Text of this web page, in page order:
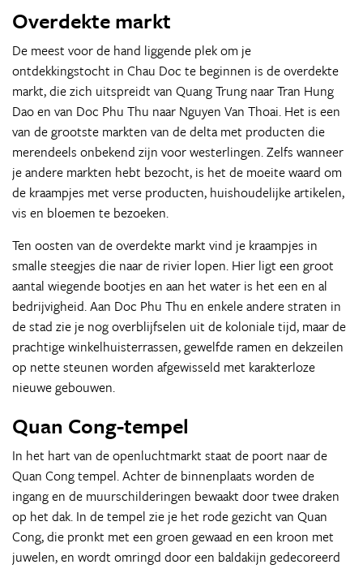
Overdekte markt
De meest voor de hand liggende plek om je
ontdekkingstocht in Chau Doc te beginnen is de overdekte
markt, die zich uitspreidt van Quang Trung naar Tran Hung
Dao en van Doc Phu Thu naar Nguyen Van Thoai. Het is een
van de grootste markten van de delta met producten die
merendeels onbekend zijn voor westerlingen. Zelfs wanneer
je andere markten hebt bezocht, is het de moeite waard om
de kraampjes met verse producten, huishoudelijke artikelen,
vis en bloemen te bezoeken.
Ten oosten van de overdekte markt vind je kraampjes in
smalle steegjes die naar de rivier lopen. Hier ligt een groot
aantal wiegende bootjes en aan het water is het een en al
bedrijvigheid. Aan Doc Phu Thu en enkele andere straten in
de stad zie je nog overblijfselen uit de koloniale tijd, maar de
prachtige winkelhuisterrassen, gewelfde ramen en dekzeilen
op nette steunen worden afgewisseld met karakterloze
nieuwe gebouwen.
Quan Cong-tempel
In het hart van de openluchtmarkt staat de poort naar de
Quan Cong tempel. Achter de binnenplaats worden de
ingang en de muurschilderingen bewaakt door twee draken
op het dak. In de tempel zie je het rode gezicht van Quan
Cong, die pronkt met een groen gewaad en een kroon met
juwelen, en wordt omringd door een baldakijn gedecoreerd